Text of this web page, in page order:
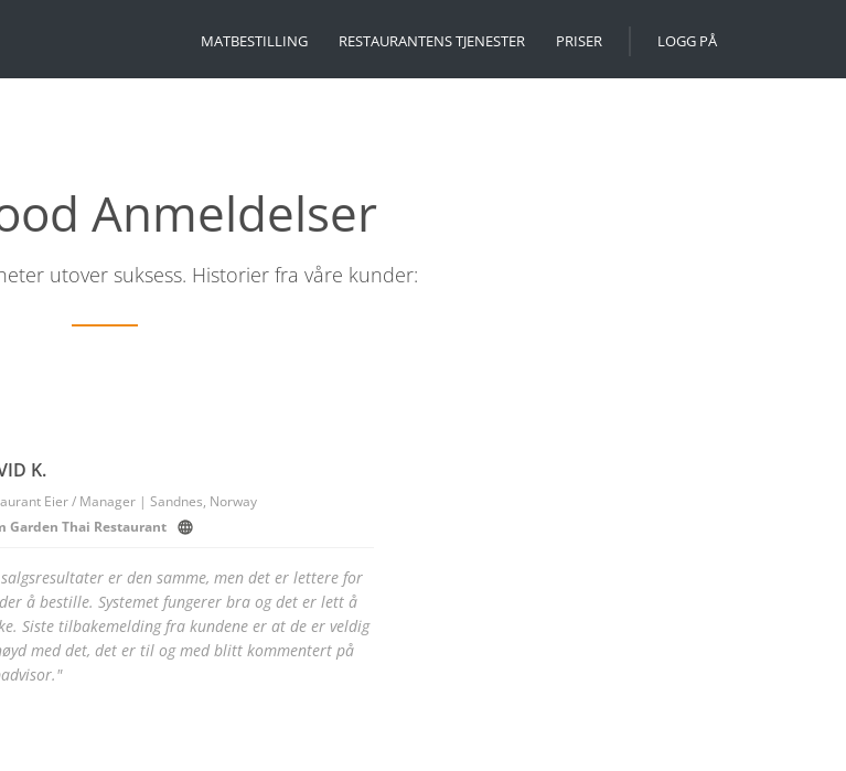
MATBESTILLING RESTAURANTENS TJENESTER PRISER LOGG PÅ
Anmeldelser
utover suksess. Historier fra våre kunder:
K.
Eier / Manager | Sandnes, Norway
Garden Thai Restaurant
salgsresultater er den samme, men det er lettere for
å bestille. Systemet fungerer bra og det er lett å
Siste tilbakemelding fra kundene er at de er veldig
med det, det er til og med blitt kommentert på